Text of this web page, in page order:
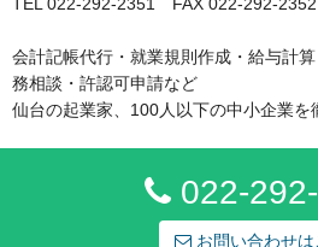
会計記帳代行・就業規則作成・給与計
務相談・許認可申請など
仙台の起業家、100人以下の中小企業を
022-
お問い合わせは